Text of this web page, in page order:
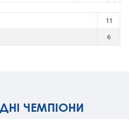
11
6
ЧЕМПІОНИ